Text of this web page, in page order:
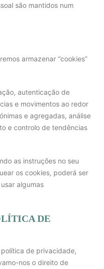
são mantidos num
armazenar “cookies”
autenticação de
e movimentos ao redor
e agregadas, análise
e controlo de tendências
as instruções no seu
os cookies, poderá ser
algumas
DE
de privacidade,
nos o direito de